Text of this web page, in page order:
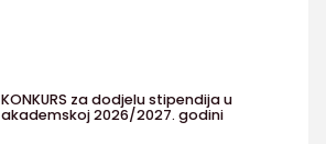
KONKURS za dodjelu stipendija u
akademskoj 2026/2027. godini